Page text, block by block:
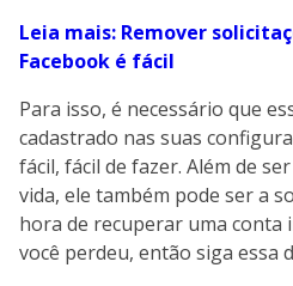
Leia mais: Remover
Facebook é fácil
Para isso, é necessário que
cadastrado nas suas
fácil, fácil de fazer. Além de
vida, ele também pode ser a
hora de recuperar uma conta
você perdeu, então siga essa